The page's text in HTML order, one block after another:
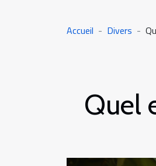
Accueil Divers
Quel